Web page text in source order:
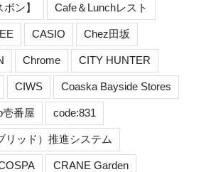
ン】 Cafe＆Lunchレスト
CASIO Chez田坂
Chrome CITY HUNTER
CIWS Coaska Bayside Stores
壱番屋 code:831
リッド）推進システム
CRANE Garden